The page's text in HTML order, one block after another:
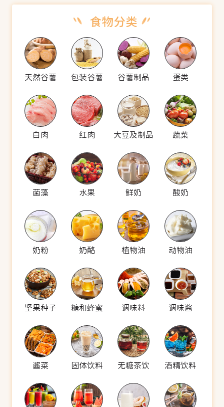
天然谷薯 包装谷薯 谷薯制品 蛋类
白肉 红肉 大豆及制品 蔬菜
菌藻 水果 鲜奶 酸奶
奶粉 奶酪 植物油 动物油
坚果种子 糖和蜂蜜 调味料 调味酱
酱菜 固体饮料 无糖茶饮 酒精饮料